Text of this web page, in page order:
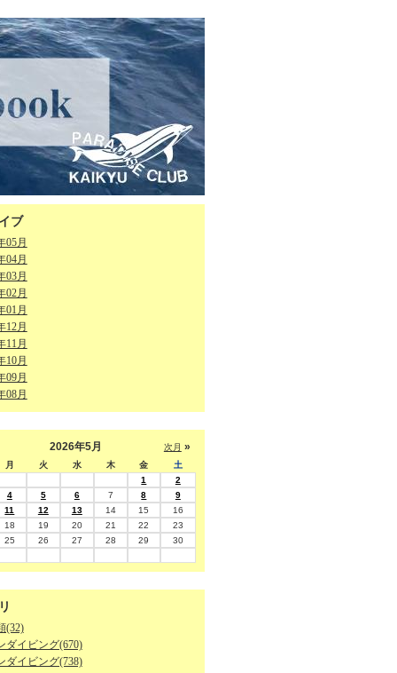
ブ
05月
04月
03月
02月
01月
12月
11月
10月
09月
08月
次月 »
2026年5月
月 火 水 木 金
土
1
2
4 5 6 7 8
9
11 12 13 14 15
16
18 19 20 21 22
23
25 26 27 28 29
30
(32)
ダイビング(670)
ダイビング(738)